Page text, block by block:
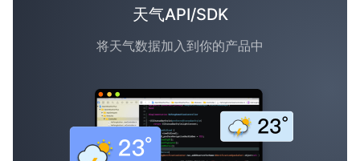
天气API/SDK
将天气数据加入到你的产品中